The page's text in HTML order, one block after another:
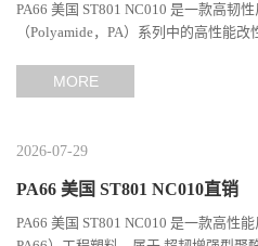
PA66 美国 ST801 NC010 是一款高韧
（Polyamide，PA）系列中的高性能
MORE
2026-07-29
PA66 美国 ST801 NC010直销
PA66 美国 ST801 NC010 是一款高性